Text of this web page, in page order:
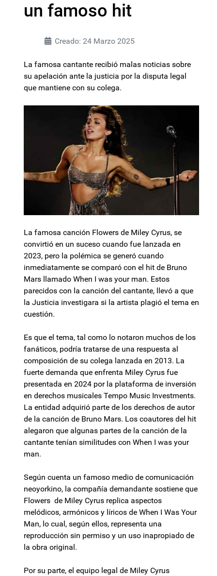
un famoso hit
Creado: 24 Marzo 2025
La famosa cantante recibió malas noticias sobre
su apelación ante la justicia por la disputa legal
que mantiene con su colega.
La famosa canción Flowers de Miley Cyrus, se
convirtió en un suceso cuando fue lanzada en
2023, pero la polémica se generó cuando
inmediatamente se comparó con el hit de Bruno
Mars llamado When I was your man. Estos
parecidos con la canción del cantante, llevó a que
la Justicia investigara si la artista plagió el tema en
cuestión.
Es que el tema, tal como lo notaron muchos de los
fanáticos, podría tratarse de una respuesta al
composición de su colega lanzada en 2013. La
fuerte demanda que enfrenta Miley Cyrus fue
presentada en 2024 por la plataforma de inversión
en derechos musicales Tempo Music Investments.
La entidad adquirió parte de los derechos de autor
de la canción de Bruno Mars. Los coautores del hit
alegaron que algunas partes de la canción de la
cantante tenían similitudes con When I was your
man.
Según cuenta un famoso medio de comunicación
neoyorkino, la compañía demandante sostiene que
Flowers de Miley Cyrus replica aspectos
melódicos, armónicos y líricos de When I Was Your
Man, lo cual, según ellos, representa una
reproducción sin permiso y un uso inapropiado de
la obra original.
Por su parte, el equipo legal de Miley Cyrus